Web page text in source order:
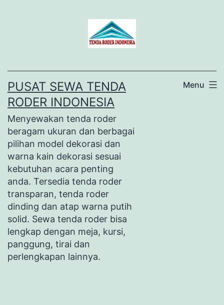
PUSAT SEWA TENDA
RODER INDONESIA
Menyewakan tenda roder
beragam ukuran dan berbagai
pilihan model dekorasi dan
warna kain dekorasi sesuai
kebutuhan acara penting
anda. Tersedia tenda roder
transparan, tenda roder
dinding dan atap warna putih
solid. Sewa tenda roder bisa
lengkap dengan meja, kursi,
panggung, tirai dan
perlengkapan lainnya.
Menu